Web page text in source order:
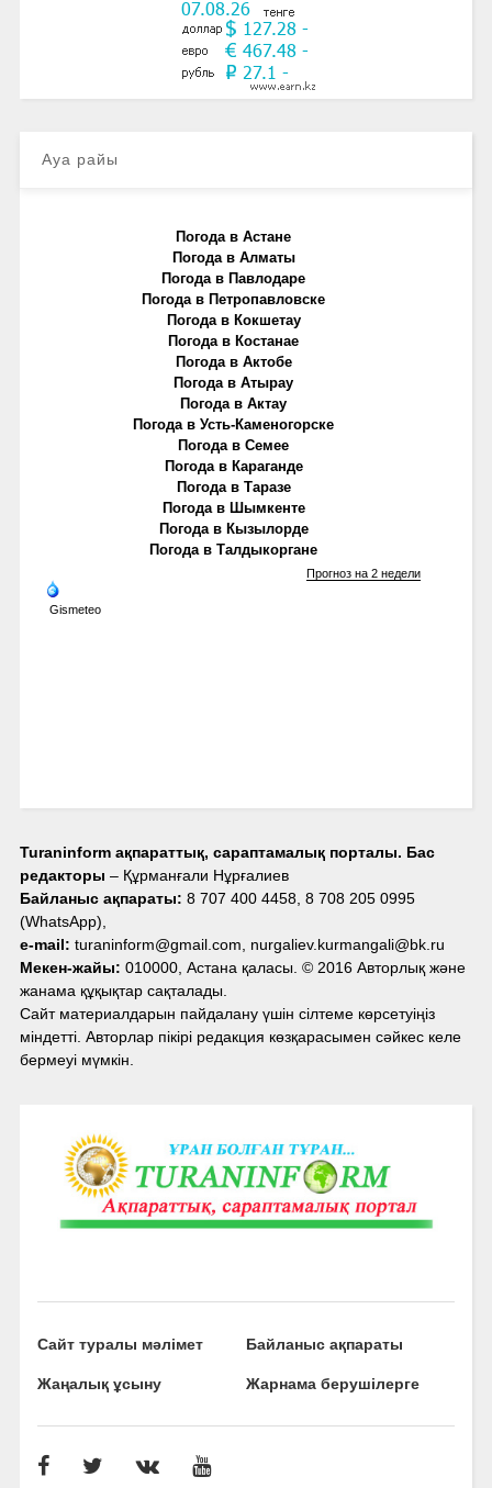
Ауа райы
Погода в Астане
Погода в Алматы
Погода в Павлодаре
Погода в Петропавловске
Погода в Кокшетау
Погода в Костанае
Погода в Актобе
Погода в Атырау
Погода в Актау
Погода в Усть-Каменогорске
Погода в Семее
Погода в Караганде
Погода в Таразе
Погода в Шымкенте
Погода в Кызылорде
Погода в Талдыкоргане
Gismeteo
Прогноз на 2 недели
Turaninform ақпараттық, сараптамалық порталы. Бас
редакторы – Құрманғали Нұрғалиев
Байланыс ақпараты: 8 707 400 4458, 8 708 205 0995
(WhatsApp),
e-mail: turaninform@gmail.com, nurgaliev.kurmangali@bk.ru
Мекен-жайы: 010000, Астана қаласы. © 2016 Авторлық және
жанама құқықтар сақталады.
Сайт материалдарын пайдалану үшін сілтеме көрсетуіңіз
міндетті. Авторлар пікірі редакция көзқарасымен сәйкес келе
бермеуі мүмкін.
Сайт туралы мәлімет Байланыс ақпараты
Жаңалық ұсыну Жарнама берушілерге